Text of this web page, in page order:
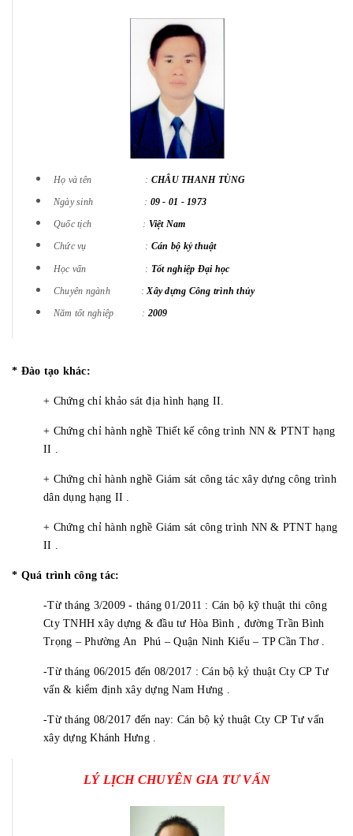
Họ và tên : CHÂU THANH TÙNG
Ngày sinh : 09 - 01 - 1973
Quốc tịch : Việt Nam
Chức vụ : Cán bộ kỷ thuật
Học vấn : Tốt nghiệp Đại học
Chuyên ngành :Xây dựng Công trình thủy
Năm tốt nghiệp : 2009
* Đào tạo khác:
+ Chứng chỉ khảo sát địa hình hạng II.
+ Chứng chỉ hành nghề Thiết kế công trình NN & PTNT hạng
II .
+ Chứng chỉ hành nghề Giám sát công tác xây dựng công trình
dân dụng hạng II .
+ Chứng chỉ hành nghề Giám sát công trình NN & PTNT hạng
II .
* Quá trình công tác:
-Từ tháng 3/2009 - tháng 01/2011 : Cán bộ kỹ thuật thi công
Cty TNHH xây dựng & đầu tư Hòa Bình , đường Trần Bình
Trọng – Phường An Phú – Quận Ninh Kiếu – TP Cần Thơ .
-Từ tháng 06/2015 đến 08/2017 : Cán bộ kỷ thuật Cty CP Tư
vấn & kiểm định xây dựng Nam Hưng .
-Từ tháng 08/2017 đến nay: Cán bộ kỷ thuật Cty CP Tư vấn
xây dựng Khánh Hưng .
LÝ LỊCH CHUYÊN GIA TƯ VẤN